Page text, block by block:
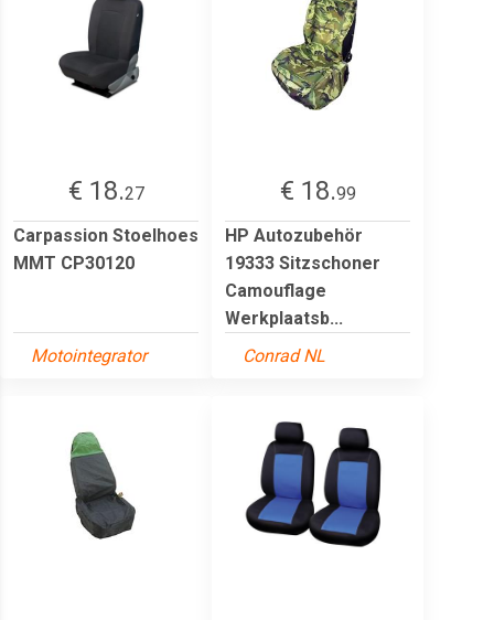
€ 18.27
Carpassion Stoelhoes
MMT CP30120
Motointegrator
€ 18.99
HP Autozubehör
19333 Sitzschoner
Camouflage
Werkplaatsb...
Conrad NL